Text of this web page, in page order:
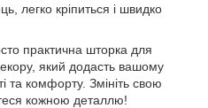
легко кріпиться і швидко
практична шторка для
який додасть вашому
та комфорту. Змініть свою
кожною деталлю!